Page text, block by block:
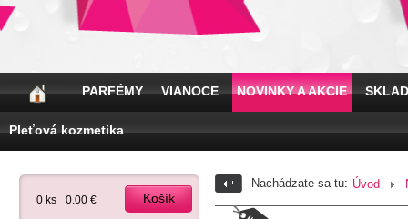
PARFÉMY VIANOCE NOVINKY A AKCIE
Pleťová kozmetika
0 ks 0.00 € Košík
Nachádzate sa tu: Úvod